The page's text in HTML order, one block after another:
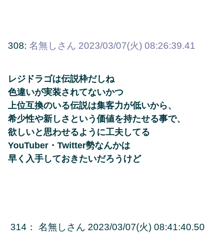
308: 名無しさん 2023/03/07(火) 08:26:39.41
レジドラゴは伝説枠だしね
色違いが実装されてないかつ
上位互換のいる伝説は集客力が低いから、
希少性や新しさという価値を持たせる事で、
欲しいと思わせるように工夫してる
YouTuber・Twitter勢なんかは
早く入手しておきたいだろうけど
314 ： 名無しさん 2023/03/07(火) 08:41:40.50